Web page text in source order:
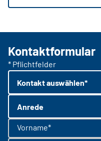
Kontaktformular
* Pflichtfelder
Kontakt auswählen*
Anrede
Vorname*